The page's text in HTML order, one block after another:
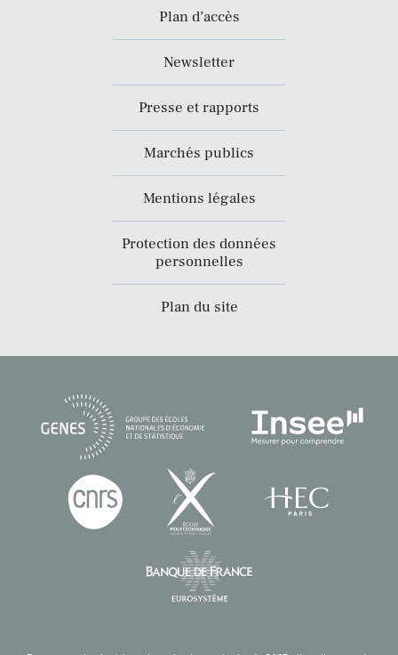
Plan d’accès
Newsletter
Presse et rapports
Marchés publics
Mentions légales
Protection des données
personnelles
Plan du site